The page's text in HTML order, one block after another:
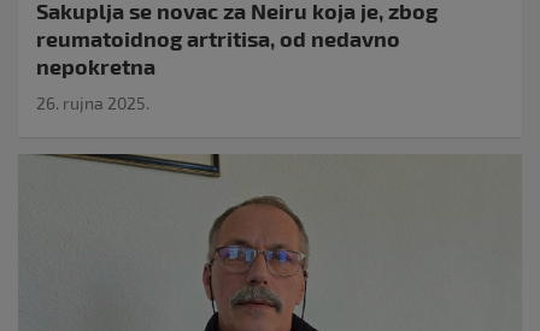
Sakuplja se novac za Neiru koja je, zbog
reumatoidnog artritisa, od nedavno
nepokretna
26. rujna 2025.